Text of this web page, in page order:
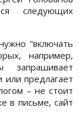
следующих
"включать
например,
запрашивает
предлагает
– не стоит
в письме, сайт